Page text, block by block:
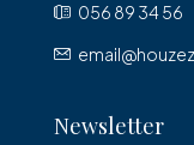
056 89 34 56
Newsletter